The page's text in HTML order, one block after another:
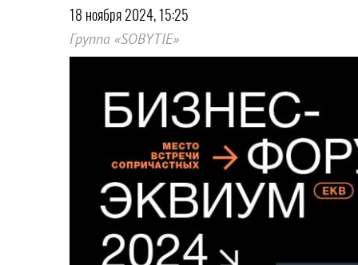
18 ноября 2024, 15:25
Группа «SOBYTIE»